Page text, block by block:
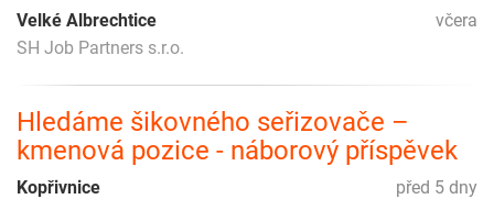
včera
Velké Albrechtice
SH Job Partners s.r.o.
Hledáme šikovného seřizovače –
kmenová pozice - náborový příspěvek
před 5 dny
Kopřivnice